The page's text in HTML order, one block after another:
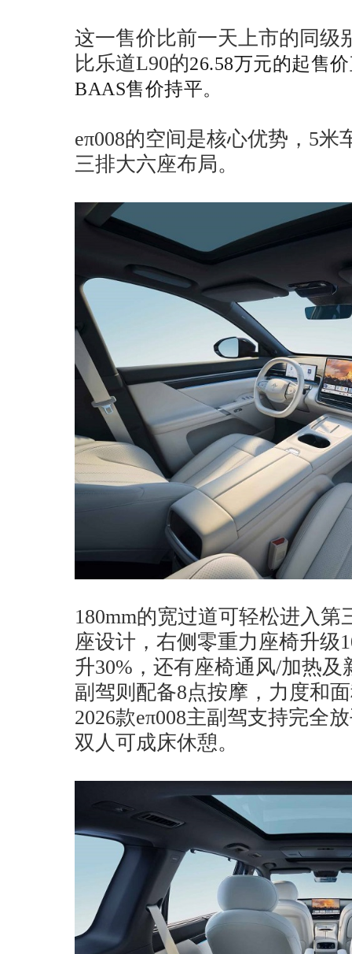
这一售价比前一天上市的同级
比乐道L90的26.58万元的起售
BAAS售价持平。
eπ008的空间是核心优势，5
三排大六座布局。
180mm的宽过道可轻松进入
座设计，右侧零重力座椅升级
升30%，还有座椅通风/加热
副驾则配备8点按摩，力度和
2026款eπ008主副驾支持完全
双人可成床休憩。